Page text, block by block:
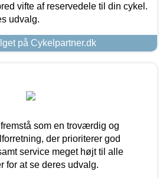
vifte af reservedele til din cykel.
udvalg.
på Cykelpartner.dk
som en troværdig og
der prioriterer god
service meget højt til alle
for at se deres udvalg.